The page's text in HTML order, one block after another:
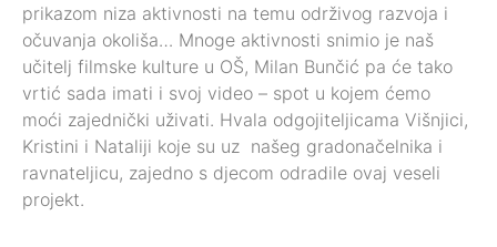
prikazom niza aktivnosti na temu održivog razvoja i
očuvanja okoliša… Mnoge aktivnosti snimio je naš
učitelj filmske kulture u OŠ, Milan Bunčić pa će tako
vrtić sada imati i svoj video – spot u kojem ćemo
moći zajednički uživati. Hvala odgojiteljicama Višnjici,
Kristini i Nataliji koje su uz našeg gradonačelnika i
ravnateljicu, zajedno s djecom odradile ovaj veseli
projekt.